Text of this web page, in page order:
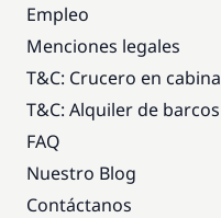
Empleo
Menciones legales
T&C: Crucero en cabina
T&C: Alquiler de barcos
FAQ
Nuestro Blog
Contáctanos